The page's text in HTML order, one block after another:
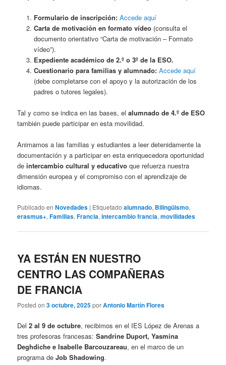
Formulario de inscripción: Accede aquí
Carta de motivación en formato vídeo(consulta el
documento orientativo “Carta de motivación – Formato
vídeo”).
Expediente académico de 2.º o 3º de la ESO.
Cuestionario para familias y alumnado: Accede aquí
(debe completarse con el apoyo y la autorización de los
padres o tutores legales).
Tal y como se indica en las bases, elalumnado de 4.º de ESO
también puede participar en esta movilidad.
Animamos a las familias y estudiantes a leer detenidamente la
documentación y a participar en esta enriquecedora oportunidad
deintercambio cultural y educativo que refuerza nuestra
dimensión europea y el compromiso con el aprendizaje de
idiomas.
Publicado en Novedades | Etiquetado alumnado, Bilingüismo,
erasmus+,Familias,Francia,intercambio francia,movilidades
YA ESTÁN EN NUESTRO
CENTRO LAS COMPAÑERAS
DE FRANCIA
Posted on3 octubre, 2025porAntonio Martín Flores
Del2 al 9 de octubre, recibimos en el IES López de Arenas a
tres profesoras francesas:Sandrine Duport, Yasmina
Deghdiche e Isabelle Barcouzareau, en el marco de un
programa deJob Shadowing.